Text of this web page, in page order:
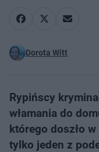
Dorota Witt
Rypińscy
włamania do
którego doszło
tylko jeden z